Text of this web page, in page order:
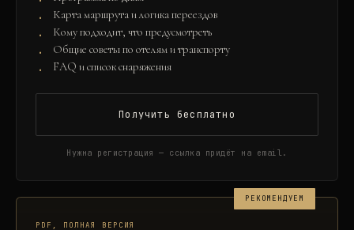
Карта маршрута и логика переездов
Кому подходит, что предусмотреть
Общие советы по отелям и транспорту
FAQ и список снаряжения
Получить бесплатно
Нужна регистрация — ссылка придёт на email.
РЕКОМЕНДУЕМ
PDF, ПОЛНАЯ ВЕРСИЯ